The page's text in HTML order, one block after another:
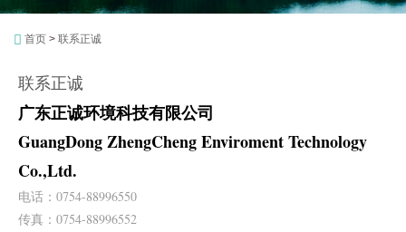
首页 > 联系正诚
联系正诚
广东正诚环境科技有限公司
GuangDong ZhengCheng Enviroment Technology
Co.,Ltd.
电话：0754-88996550
传真：0754-88996552